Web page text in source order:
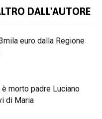
DALL'AUTORE
euro dalla Regione
morto padre Luciano
di Maria